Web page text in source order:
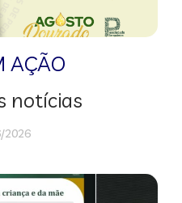
AÇÃO
notícias
2026